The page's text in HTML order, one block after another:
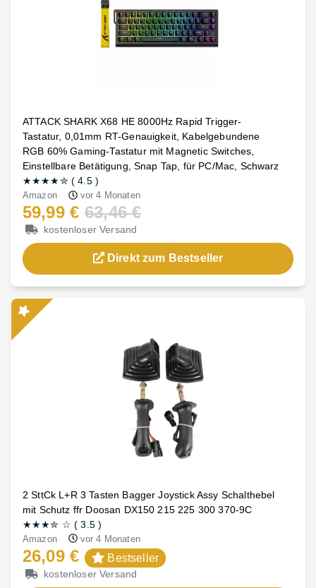
ATTACK SHARK X68 HE 8000Hz Rapid Trigger-
Tastatur, 0,01mm RT-Genauigkeit, Kabelgebundene
RGB 60% Gaming-Tastatur mit Magnetic Switches,
Einstellbare Betätigung, Snap Tap, für PC/Mac, Schwarz
★★★★✮ (4.5)
Amazon vor 4 Monaten
59,99 € 63,46 €
kostenloser Versand
Direkt zum Bestseller
2 SttCk L+R 3 Tasten Bagger Joystick Assy Schalthebel
mit Schutz ffr Doosan DX150 215 225 300 370-9C
★★★✮ ☆ (3.5)
Amazon vor 4 Monaten
26,09 € Bestseller
kostenloser Versand